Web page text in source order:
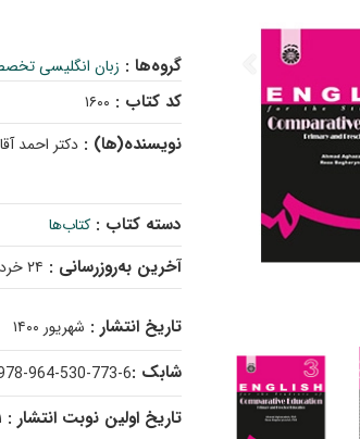
گروه‌ها : زبان انگلیسی
کد کتاب : ۱۶۰۰
نویسنده(ها) :دکتر احمد
دسته کتاب :کتاب‌ها
آخرین به‌روزرسانی : ۲۴ خرداد ۱۴۰۵
تاریخ انتشار : شهریور ۱۴۰۰
شابک :964-530-773-6
تاریخ اولین نوبت انتشار :